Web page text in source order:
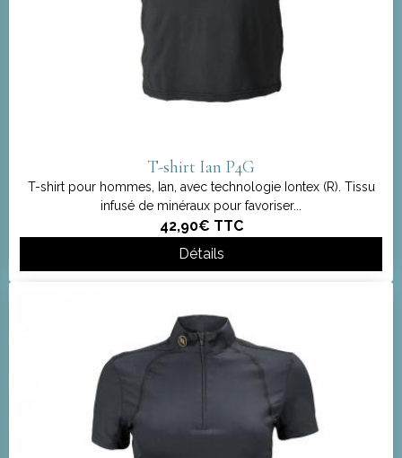
T-shirt Ian P4G
T-shirt pour hommes, Ian, avec technologie Iontex (R). Tissu
infusé de minéraux pour favoriser...
42,90€ TTC
Détails